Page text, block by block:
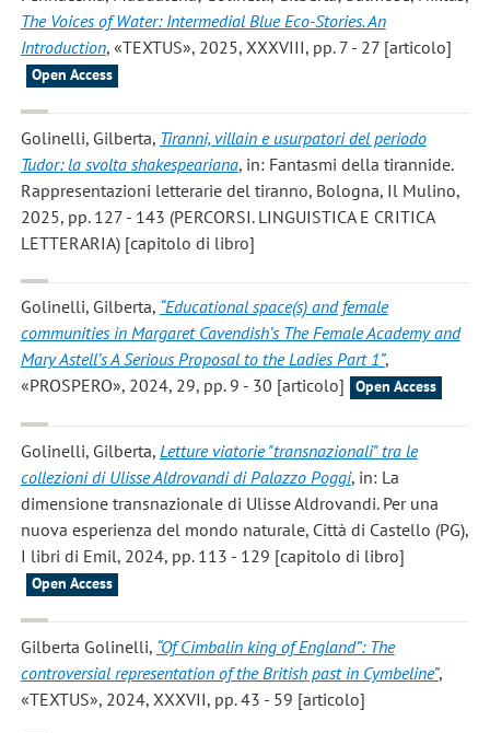
The Voices of Water: Intermedial Blue Eco-Stories. An
Introduction, «TEXTUS», 2025, XXXVIII, pp. 7 - 27 [articolo]
Open Access
Golinelli, Gilberta, Tiranni, villain e usurpatori del periodo
Tudor: la svolta shakespeariana, in: Fantasmi della tirannide.
Rappresentazioni letterarie del tiranno, Bologna, Il Mulino,
2025, pp. 127 - 143 (PERCORSI. LINGUISTICA E CRITICA
LETTERARIA) [capitolo di libro]
Golinelli, Gilberta, “Educational space(s) and female
communities in Margaret Cavendish’s The Female Academy and
Mary Astell’s A Serious Proposal to the Ladies Part 1”,
«PROSPERO», 2024, 29, pp. 9 - 30 [articolo]
Open Access
Golinelli, Gilberta, Letture viatorie "transnazionali" tra le
collezioni di Ulisse Aldrovandi di Palazzo Poggi, in: La
dimensione transnazionale di Ulisse Aldrovandi. Per una
nuova esperienza del mondo naturale, Città di Castello (PG),
I libri di Emil, 2024, pp. 113 - 129 [capitolo di libro]
Open Access
Gilberta Golinelli, “Of Cimbalin king of England”: The
controversial representation of the British past in Cymbeline”,
«TEXTUS», 2024, XXXVII, pp. 43 - 59 [articolo]